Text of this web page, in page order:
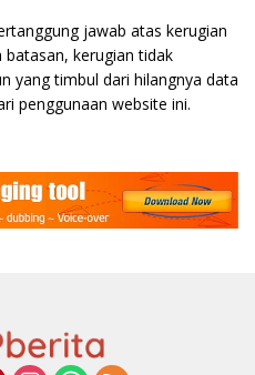
jawab atas kerugian
kerugian tidak
yang timbul dari hilangnya data
penggunaan website ini.